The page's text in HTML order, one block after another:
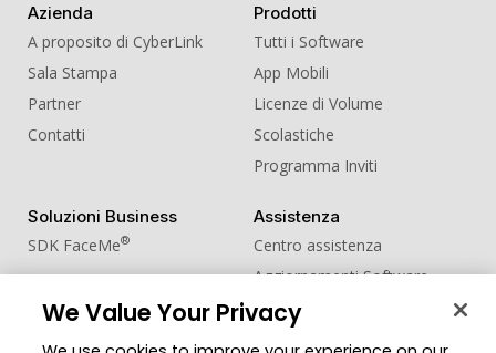
Azienda
A proposito di CyberLink
Sala Stampa
Partner
Contatti
Prodotti
Tutti i Software
App Mobili
Licenze di Volume
Scolastiche
Programma Inviti
Soluzioni Business
SDK FaceMe®
Assistenza
Centro assistenza
Aggiornamenti Software
Centro Apprendimento
We Value Your Privacy